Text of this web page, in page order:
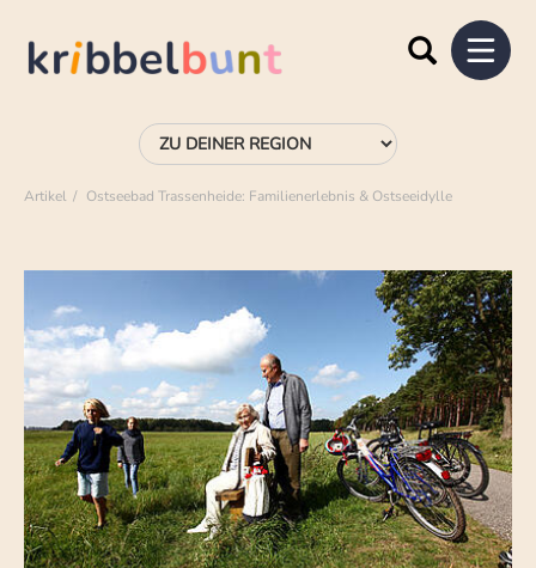
Artikel Ostseebad Trassenheide: Familienerlebnis & Ostseeidylle